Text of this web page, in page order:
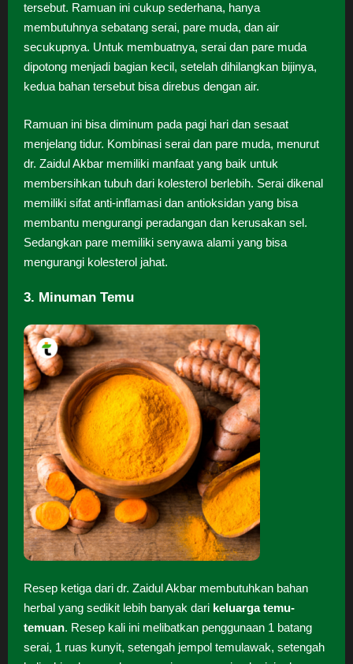
tersebut. Ramuan ini cukup sederhana, hanya
membutuhnya sebatang serai, pare muda, dan air
secukupnya. Untuk membuatnya, serai dan pare muda
dipotong menjadi bagian kecil, setelah dihilangkan bijinya,
kedua bahan tersebut bisa direbus dengan air.
Ramuan ini bisa diminum pada pagi hari dan sesaat
menjelang tidur. Kombinasi serai dan pare muda, menurut
dr. Zaidul Akbar memiliki manfaat yang baik untuk
membersihkan tubuh dari kolesterol berlebih. Serai dikenal
memiliki sifat anti-inflamasi dan antioksidan yang bisa
membantu mengurangi peradangan dan kerusakan sel.
Sedangkan pare memiliki senyawa alami yang bisa
mengurangi kolesterol jahat.
3. Minuman Temu
Resep ketiga dari dr. Zaidul Akbar membutuhkan bahan
herbal yang sedikit lebih banyak dari keluarga temu-
temuan. Resep kali ini melibatkan penggunaan 1 batang
serai, 1 ruas kunyit, setengah jempol temulawak, setengah